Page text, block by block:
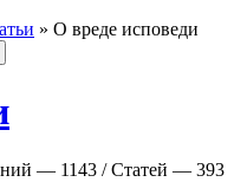
» О вреде исповеди
— 1143 / Статей — 393